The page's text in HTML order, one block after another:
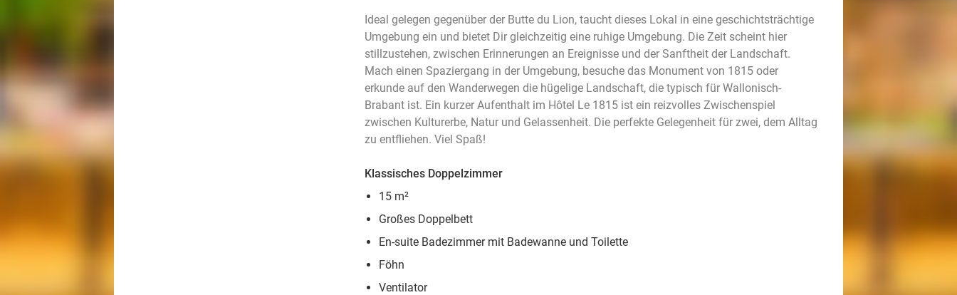
Ideal gelegen gegenüber der Butte du Lion, taucht dieses Lokal in eine geschichtsträchtige
Umgebung ein und bietet Dir gleichzeitig eine ruhige Umgebung. Die Zeit scheint hier
stillzustehen, zwischen Erinnerungen an Ereignisse und der Sanftheit der Landschaft.
Mach einen Spaziergang in der Umgebung, besuche das Monument von 1815 oder
erkunde auf den Wanderwegen die hügelige Landschaft, die typisch für Wallonisch-
Brabant ist. Ein kurzer Aufenthalt im Hôtel Le 1815 ist ein reizvolles Zwischenspiel
zwischen Kulturerbe, Natur und Gelassenheit. Die perfekte Gelegenheit für zwei, dem Alltag
zu entfliehen. Viel Spaß!
Klassisches Doppelzimmer
15 m²
Großes Doppelbett
En-suite Badezimmer mit Badewanne und Toilette
Föhn
Ventilator